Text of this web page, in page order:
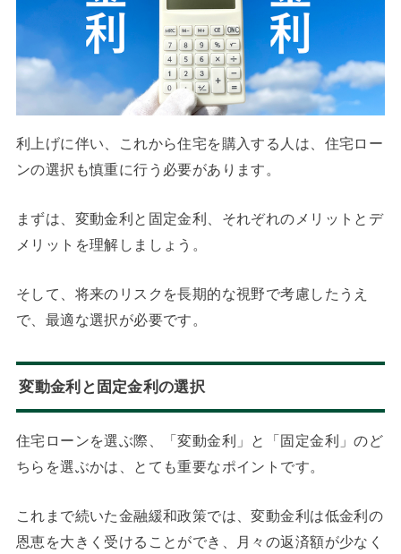
利上げに伴い、これから住宅を購入する人は、住宅ロー
ンの選択も慎重に行う必要があります。
まずは、変動金利と固定金利、それぞれのメリットとデ
メリットを理解しましょう。
そして、将来のリスクを長期的な視野で考慮したうえ
で、最適な選択が必要です。
変動金利と固定金利の選択
住宅ローンを選ぶ際、「変動金利」と「固定金利」のど
ちらを選ぶかは、とても重要なポイントです。
これまで続いた金融緩和政策では、変動金利は低金利の
恩恵を大きく受けることができ、月々の返済額が少なく